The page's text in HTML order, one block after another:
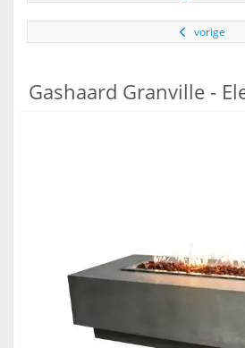
vorige
Gashaard Granville -